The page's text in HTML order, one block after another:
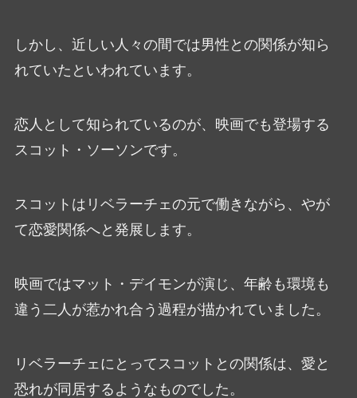
しかし、近しい人々の間では男性との関係が知ら
れていたといわれています。
恋人として知られているのが、映画でも登場する
スコット・ソーソンです。
スコットはリベラーチェの元で働きながら、やが
て恋愛関係へと発展します。
映画ではマット・デイモンが演じ、年齢も環境も
違う二人が惹かれ合う過程が描かれていました。
リベラーチェにとってスコットとの関係は、愛と
恐れが同居するようなものでした。